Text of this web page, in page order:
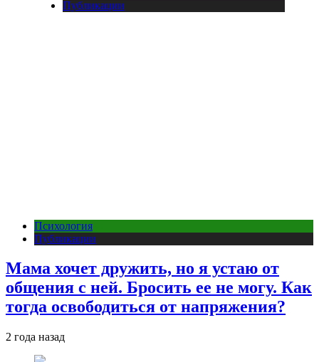
Публикации
Психология
Публикации
Мама хочет дружить, но я устаю от
общения с ней. Бросить ее не могу. Как
тогда освободиться от напряжения?
2 года назад